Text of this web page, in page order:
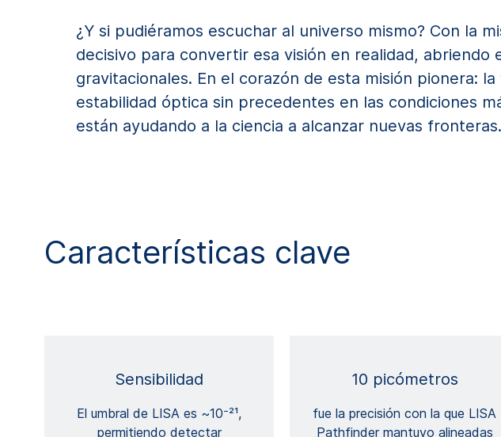
¿Y si pudiéramos escuchar al universo mismo? Con la
decisivo para convertir esa visión en realidad,
gravitacionales. En el corazón de esta misión pionera:
estabilidad óptica sin precedentes en las condiciones
están ayudando a la ciencia a alcanzar nuevas fronteras.
Características clave
Sensibilidad
El umbral de LISA es ~10⁻²¹,
permitiendo detectar
10 picómetros
fue la precisión con la que LISA
Pathfinder mantuvo alineadas